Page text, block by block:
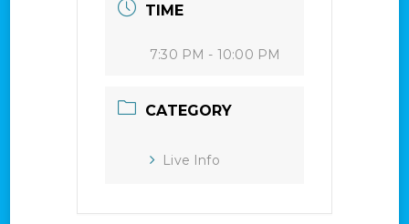
TIME
7:30 PM - 10:00 PM
CATEGORY
Live Info